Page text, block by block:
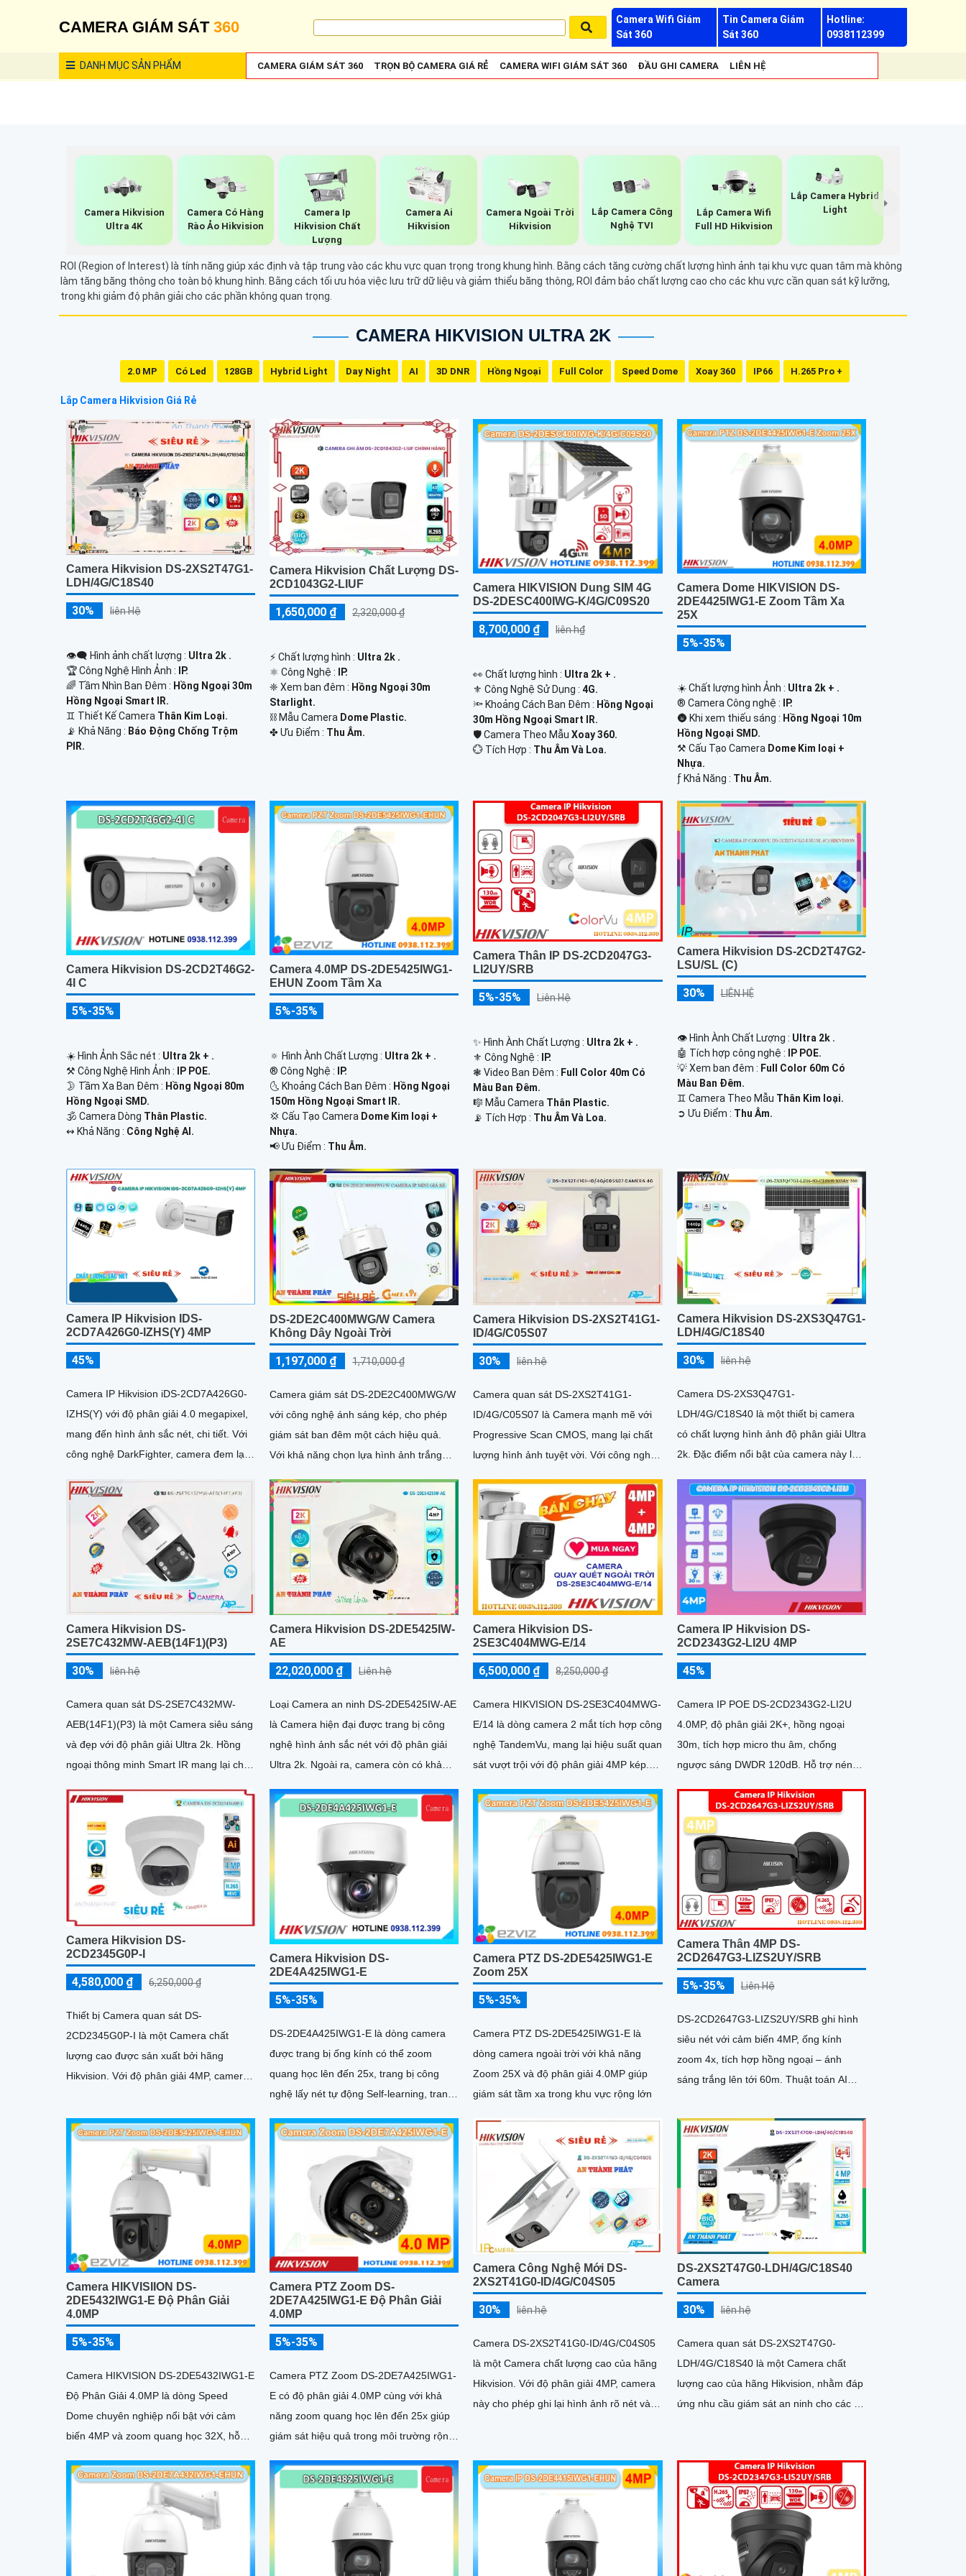
CAMERA GIÁM SÁT 360
Camera Wifi Giám
Sát 360
Tin Camera Giám
Sát 360
Hotline:
0938112399
DANH MỤCSẢN PHẨM CAMERA GIÁM SÁT 360 TRỌN BỘ CAMERA GIÁ RẺ CAMERA WIFI GIÁM SÁT 360 ĐẦU GHI CAMERA LIÊN HỆ
Camera Hikvision
Ultra 4K
Camera Có Hàng
Rào Ảo Hikvision
Camera Ip
Hikvision Chất
Lượng
Camera Ai
Hikvision
Camera Ngoài Trời
Hikvision
Lắp Camera Công
Nghệ TVI
Lắp Camera Wifi
Full HD Hikvision
Lắp Camera Hybrid
Light
ROI (Region of Interest) là tính năng giúp xác định và tập trung vào các khu vực quan trọng trong khung hình. Bằng cách tăng cường chất lượng hình ảnh tại khu vực quan tâm mà không
làm tăng băng thông cho toàn bộ khung hình. Bằng cách tối ưu hóa việc lưu trữ dữ liệu và giảm thiểu băng thông, ROI đảm bảo chất lượng cao cho các khu vực cần quan sát kỹ lưỡng,
trong khi giảm độ phân giải cho các phần không quan trọng.
CAMERA HIKVISION ULTRA 2K
2.0 MP Có Led 128GB Hybrid Light Day Night AI 3D DNR Hồng Ngoại Full Color Speed Dome Xoay 360 IP66 H.265 Pro +
Lắp Camera Hikvision Giá Rẻ
Camera Hikvision DS-2XS2T47G1-
LDH/4G/C18S40
30% liên Hệ
👁️‍🗨 Hình ảnh chất lượng : Ultra 2k .
🏆 Công Nghệ Hình Ảnh :
IP.
🌈 Tầm Nhìn Ban Đêm : Hồng Ngoại 30m
Hồng Ngoại Smart IR.
♊ Thiết Kế Camera Thân Kim Loại.
️📡 Khả Năng : Báo Động Chống Trộm
PIR.
Camera Hikvision Chất Lượng DS-
2CD1043G2-LIUF
1,650,000 ₫ 2,320,000 ₫
️⚡ Chất lượng hình : Ultra 2k .
⚛️ Công Nghệ :
IP.
❈ Xem ban đêm : Hồng Ngoại 30m
Starlight.
⛓ Mẫu Camera Dome Plastic.
️✤ Ưu Điểm : Thu Âm.
Camera HIKVISION Dung SIM 4G
DS-2DESC400IWG-K/4G/C09S20
8,700,000 ₫ liên h₫
️👀 Chất lượng hình : Ultra 2k + .
⚜️ Công Nghệ Sử Dụng :4G.
🔦 Khoảng Cách Ban Đêm : Hồng Ngoại
30m Hồng Ngoại Smart IR.
🛡 Camera Theo MẫuXoay 360.
️💮 Tích Hợp : Thu Âm Và Loa.
Camera Dome HIKVISION DS-
2DE4425IWG1-E Zoom Tầm Xa
25X
5%-35%
☀️ Chất lượng hình Ảnh : Ultra 2k + .
®️ Camera Công nghệ :
IP.
🌚 Khi xem thiếu sáng : Hồng Ngoại 10m
Hồng Ngoại SMD.
⚒ Cấu Tạo Camera Dome Kim loại +
Nhựa.
️ƒ Khả Năng : Thu Âm.
Camera Hikvision DS-2CD2T46G2-
4I C
5%-35%
☀️ Hình Ảnh Sắc nét : Ultra 2k + .
⚒ Công Nghệ Hình Ảnh :
IP POE.
🌛 Tầm Xa Ban Đêm : Hồng Ngoại 80m
Hồng Ngoại SMD.
🕉️ Camera Dòng Thân Plastic.
️↭ Khả Năng : Công Nghệ AI.
Camera 4.0MP DS-2DE5425IWG1-
EHUN Zoom Tầm Xa
5%-35%
🔅 Hình Ành Chất Lượng : Ultra 2k + .
®️ Công Nghệ :
IP.
🌜 Khoảng Cách Ban Đêm : Hồng Ngoại
150m Hồng Ngoại Smart IR.
💢 Cấu Tạo Camera Dome Kim loại +
Nhựa.
️📢 Ưu Điểm : Thu Âm.
Camera Thân IP DS-2CD2047G3-
LI2UY/SRB
5%-35% Liên Hệ
✨ Hình Ành Chất Lượng : Ultra 2k + .
⚜️ Công Nghệ :
IP.
❃ Video Ban Đêm : Full Color 40m Có
Màu Ban Ðêm.
🎼️ Mẫu Camera Thân Plastic.
️📡 Tích Hợp : Thu Âm Và Loa.
Camera Hikvision DS-2CD2T47G2-
LSU/SL (C)
30% LIÊN HỆ
👁 Hình Ành Chất Lượng : Ultra 2k .
🤖️ Tích hợp công nghệ :
IP POE.
💡 Xem ban đêm : Full Color 60m Có
Màu Ban Ðêm.
♊ Camera Theo Mẫu Thân Kim loại.
️➲ Ưu Điểm : Thu Âm.
Camera IP Hikvision IDS-
2CD7A426G0-IZHS(Y) 4MP
45%
Camera IP Hikvision iDS-2CD7A426G0-
IZHS(Y) với độ phân giải 4.0 megapixel,
mang đến hình ảnh sắc nét, chi tiết. Với
công nghệ DarkFighter, camera đem lại
DS-2DE2C400MWG/W Camera
Không Dây Ngoài Trời
1,197,000 ₫ 1,710,000 ₫
Camera giám sát DS-2DE2C400MWG/W
với công nghệ ánh sáng kép, cho phép
giám sát ban đêm một cách hiệu quả.
Với khả năng chọn lựa hình ảnh trắng
IP, đàm thoại 2 chiều, và hình ảnh sắc
nét với chip HYBRID
Camera Hikvision DS-2XS2T41G1-
ID/4G/C05S07
30% liên hệ
Camera quan sát DS-2XS2T41G1-
ID/4G/C05S07 là Camera mạnh mẽ với
Progressive Scan CMOS, mang lại chất
lượng hình ảnh tuyệt vời. Với công nghệ
có thể xem rõ ràng và sắc nét ngay cả
trong điều kiện ánh sáng yếu
Camera Hikvision DS-2XS3Q47G1-
LDH/4G/C18S40
30% liên hệ
Camera DS-2XS3Q47G1-
LDH/4G/C18S40 là một thiết bị camera
có chất lượng hình ảnh độ phân giải Ultra
2k. Đặc điểm nổi bật của camera này là
sáng rõ nét nhờ công nghệ chuyên dụng
Camera Hikvision DS-
2SE7C432MW-AEB(14F1)(P3)
30% liên hệ
Camera quan sát DS-2SE7C432MW-
AEB(14F1)(P3) là một Camera siêu sáng
và đẹp với độ phân giải Ultra 2k. Hồng
ngoại thông minh Smart IR mang lại chất
khả năng hồng ngoại lên đến 150m
Camera Hikvision DS-2DE5425IW-
AE
22,020,000 ₫ Liên hệ
Loại Camera an ninh DS-2DE5425IW-AE
là Camera hiện đại được trang bị công
nghệ hình ảnh sắc nét với độ phân giải
Ultra 2k. Ngoài ra, camera còn có khả
với hồng ngoại 150m, giúp quan sát hiệu
quả trong điều kiện ánh sáng yếu
Camera Hikvision DS-
2SE3C404MWG-E/14
6,500,000 ₫ 8,250,000 ₫
Camera HIKVISION DS-2SE3C404MWG-
E/14 là dòng camera 2 mắt tích hợp công
nghệ TandemVu, mang lại hiệu suất quan
sát vượt trội với độ phân giải 4MP kép.
Camera IP Hikvision DS-
2CD2343G2-LI2U 4MP
45%
Camera IP POE DS-2CD2343G2-LI2U
4.0MP, độ phân giải 2K+, hồng ngoại
30m, tích hợp micro thu âm, chống
ngược sáng DWDR 120dB. Hỗ trợ nén
Camera Hikvision DS-
2CD2345G0P-I
4,580,000 ₫ 6,250,000 ₫
Thiết bị Camera quan sát DS-
2CD2345G0P-I là một Camera chất
lượng cao được sản xuất bởi hãng
Hikvision. Với độ phân giải 4MP, camera
với màu sắc sống động ngay cả trong
điều kiện ánh sáng yếu
Camera Hikvision DS-
2DE4A425IWG1-E
5%-35%
DS-2DE4A425IWG1-E là dòng camera
được trang bị ống kính có thể zoom
quang học lên đến 25x, trang bị công
nghệ lấy nét tự động Self-learning, trang
hợp AcuSearch khi kết hợp chung với
đầu ghi hình, nhìn ban đêm bằng hồng
ngoại 50m
Camera PTZ DS-2DE5425IWG1-E
Zoom 25X
5%-35%
Camera PTZ DS-2DE5425IWG1-E là
dòng camera ngoài trời với khả năng
Zoom 25X và độ phân giải 4.0MP giúp
giám sát tầm xa trong khu vực rộng lớn
Camera Thân 4MP DS-
2CD2647G3-LIZS2UY/SRB
5%-35% Liên Hệ
DS-2CD2647G3-LIZS2UY/SRB ghi hình
siêu nét với cảm biến 4MP, ống kính
zoom 4x, tích hợp hồng ngoại – ánh
sáng trắng lên tới 60m. Thuật toán AI
ngược sáng 130dB và hỗ trợ đàm thoại
hai chiều, phù hợp giám sát ngoài trời
chống nước IP67
Camera HIKVISIION DS-
2DE5432IWG1-E Độ Phân Giải
4.0MP
5%-35%
Camera HIKVISION DS-2DE5432IWG1-E
Độ Phân Giải 4.0MP là dòng Speed
Dome chuyên nghiệp nổi bật với cảm
biến 4MP và zoom quang học 32X, hỗ
Camera PTZ Zoom DS-
2DE7A425IWG1-E Độ Phân Giải
4.0MP
5%-35%
Camera PTZ Zoom DS-2DE7A425IWG1-
E có độ phân giải 4.0MP cùng với khả
năng zoom quang học lên đến 25x giúp
giám sát hiệu quả trong môi trường rộng
Camera Công Nghệ Mới DS-
2XS2T41G0-ID/4G/C04S05
30% liên hệ
Camera DS-2XS2T41G0-ID/4G/C04S05
là một Camera chất lượng cao của hãng
Hikvision. Với độ phân giải 4MP, camera
này cho phép ghi lại hình ảnh rõ nét và
DS-2XS2T47G0-LDH/4G/C18S40
Camera
30% liên hệ
Camera quan sát DS-2XS2T47G0-
LDH/4G/C18S40 là một Camera chất
lượng cao của hãng Hikvision, nhằm đáp
ứng nhu cầu giám sát an ninh cho các hệ